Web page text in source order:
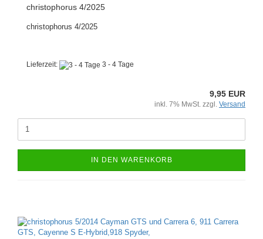
christophorus 4/2025
christophorus 4/2025
Lieferzeit: 3 - 4 Tage
9,95 EUR
inkl. 7% MwSt. zzgl. Versand
IN DEN WARENKORB